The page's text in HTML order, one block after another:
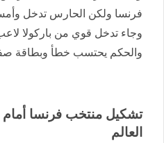
فرنسا ولكن الحارس تدخل
وجاء تدخل قوي من باركولا
والحكم يحتسب خطأ وبطاقة
تشكيل منتخب فرنسا
العالم